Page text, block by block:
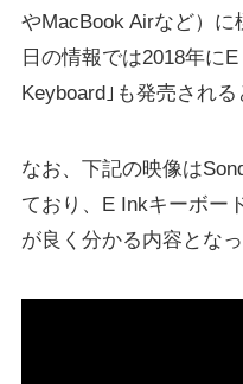
やMacBook Airなど）
日の情報では2018年に
Keyboard｣も発売される
なお、下記の映像は
ており、E Inkキーボー
が良く分かる内容となっ